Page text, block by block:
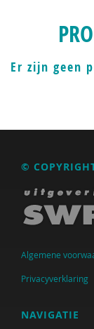
Er zijn geen
©
Algemene
Privacyverklaring
NAVIGATIE